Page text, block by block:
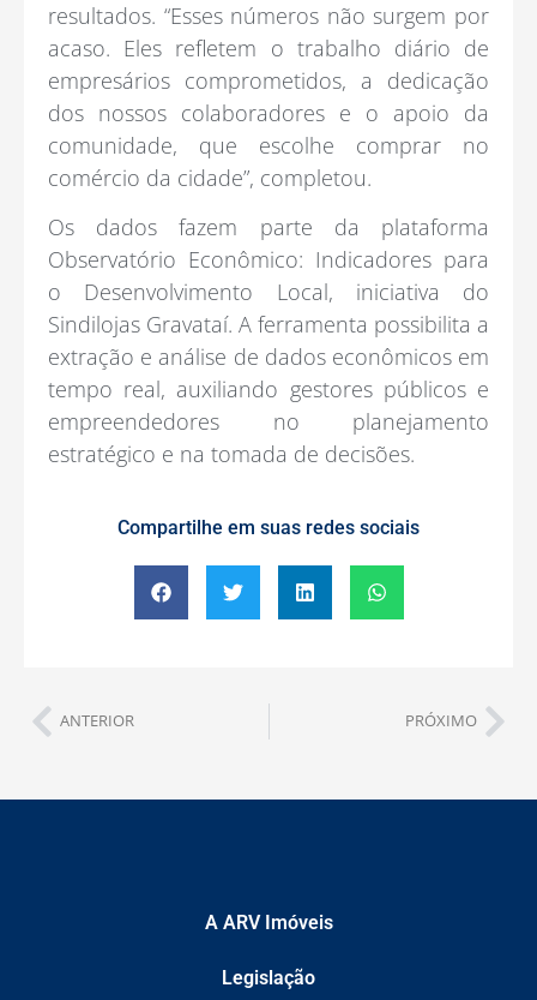
resultados. “Esses números não surgem por
acaso. Eles refletem o trabalho diário de
empresários comprometidos, a dedicação
dos nossos colaboradores e o apoio da
comunidade, que escolhe comprar no
comércio da cidade”, completou.
Os dados fazem parte da plataforma
Observatório Econômico: Indicadores para
o Desenvolvimento Local, iniciativa do
Sindilojas Gravataí. A ferramenta possibilita a
extração e análise de dados econômicos em
tempo real, auxiliando gestores públicos e
empreendedores no planejamento
estratégico e na tomada de decisões.
Compartilhe em suas redes sociais
ANTERIOR PRÓXIMO
A ARV Imóveis
Legislação